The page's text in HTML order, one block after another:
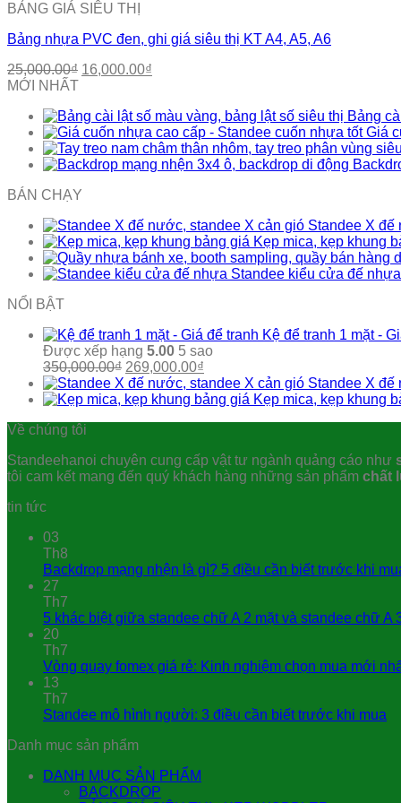
BẢNG GIÁ SIÊU THỊ
Bảng nhựa PVC đen, ghi giá siêu thị KT A4, A5, A6
25,000.00₫ Giá
25,000.00₫.
16,000.00₫
là:
16,000.00₫.
MỚI NHẤT
Bảng
Giá
BÁN CHẠY
Standee X đế
Kẹp mica, kẹp khung
Standee kiểu cửa đế nhựa
NỔI BẬT
Kệ để tranh 1 mặt -
Được xếp hạng 5.00 5 sao
350,000.00₫ Giá
gốc
là:
269,000.00₫
hiện
tại
Standee X đế
Kẹp mica, kẹp khung
Về chúng tôi
Standeehanoi chuyên cung cấp vật tư ngành quảng cáo như
tôi cam kết mang đến quý khách hàng những sản phẩm chất
tin tức
03
Th8
Backdrop mạng nhện là gì? 5 điều cần biết trước khi
27
Th7
5 khác biệt giữa standee chữ A 2 mặt và standee chữ A
20
Th7
Vòng quay fomex giá rẻ: Kinh nghiệm chọn mua mới
13
Th7
Standee mô hình người: 3 điều cần biết trước khi mua
Danh mục sản phẩm
DANH MỤC SẢN PHẨM
BACKDROP